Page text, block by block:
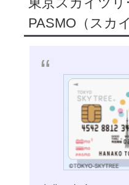
PASMO（スカ